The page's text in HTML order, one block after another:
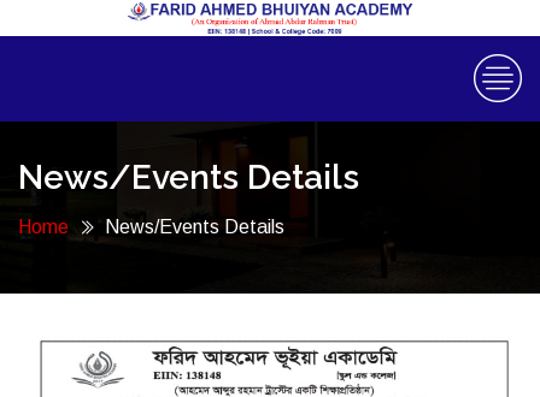
News/Events Details
Home News/Events Details